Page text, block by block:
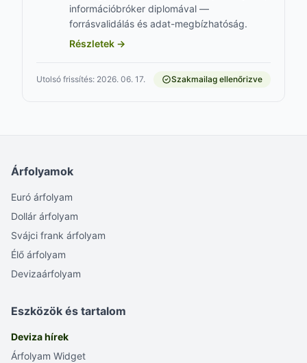
információbróker diplomával —
forrásvalidálás és adat-megbízhatóság.
Részletek →
Utolsó frissítés: 2026. 06. 17. Szakmailag ellenőrizve
Árfolyamok
Euró árfolyam
Dollár árfolyam
Svájci frank árfolyam
Élő árfolyam
Devizaárfolyam
Eszközök és tartalom
Deviza hírek
Árfolyam Widget